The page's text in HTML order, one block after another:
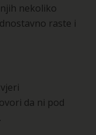
nekoliko
raste i
da ni pod